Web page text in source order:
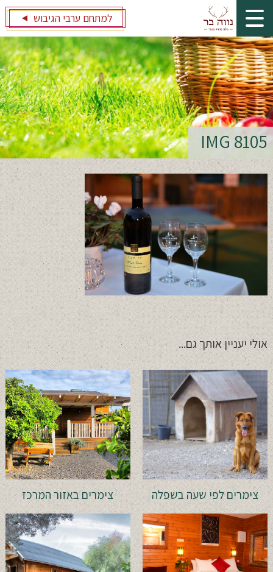
למתחם ערבי הגיבוש
IMG 8105
אולי יעניין אותך גם...
צימרים לפי שעה בשפלה צימרים באזור המרכז